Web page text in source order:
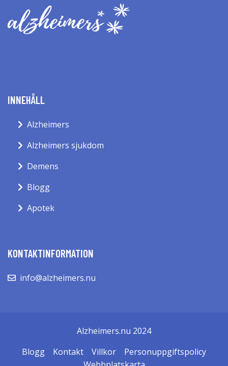
INNEHÅLL
Alzheimers
Alzheimers sjukdom
Demens
Blogg
Apotek
KONTAKTINFORMATION
info@alzheimers.nu
Alzheimers.nu 2024
Blogg
Kontakt Villkor
Personuppgiftspolicy